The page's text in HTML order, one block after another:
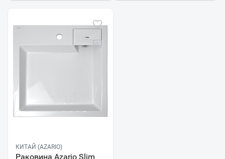
КИТАЙ (AZARIO)
Раковина Azario Slim